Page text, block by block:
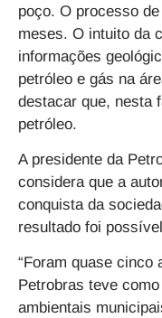
poço. O processo
meses. O intuito da
informações
petróleo e gás na
destacar que, nesta
petróleo.
A presidente da
considera que a
conquista da
resultado foi
“Foram quase cinco
Petrobras teve
ambientais